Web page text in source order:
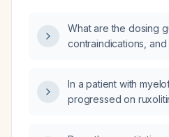
What are the dosing
contraindications, and
high-risk primary or
In a patient with
progressed on